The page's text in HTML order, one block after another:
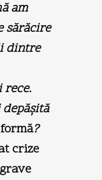
am
sărăcire
dintre
?
crize